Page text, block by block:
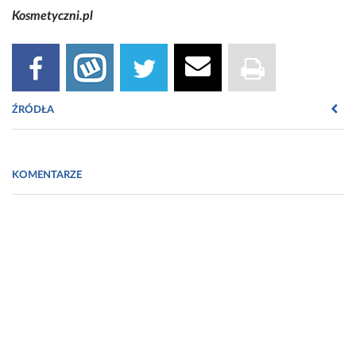
Kosmetyczni.pl
ŹRÓDŁA
„Przydatność opakowań produktów kosmetycznych do recyklingu”
KOMENTARZE